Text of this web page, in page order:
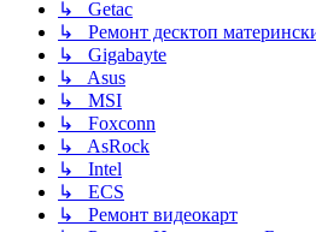
↳ Getac
↳ Ремонт десктоп
↳ Gigabayte
↳ Asus
↳ MSI
↳ Foxconn
↳ AsRock
↳ Intel
↳ ECS
↳ Ремонт видеокарт